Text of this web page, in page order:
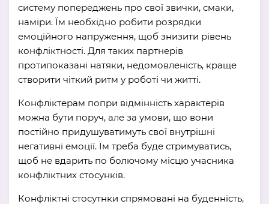
систему попереджень про свої звички, смаки,
наміри. Їм необхідно робити розрядки
емоційного напруження, щоб знизити рівень
конфліктності. Для таких партнерів
протипоказані натяки, недомовленість, краще
створити чіткий ритм у роботі чи житті.
Конфліктерам попри відмінність характерів
можна бути поруч, але за умови, що вони
постійно придушуватимуть свої внутрішні
негативні емоції. Їм треба буде стримуватись,
щоб не вдарить по болючому місцю учасника
конфліктних стосунків.
Конфліктні стосутнки спрямовані на буденність,